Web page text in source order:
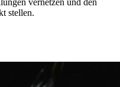
stellen.